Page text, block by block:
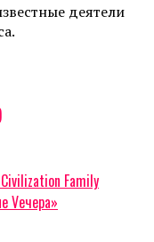
деятели
Family
Vечера»